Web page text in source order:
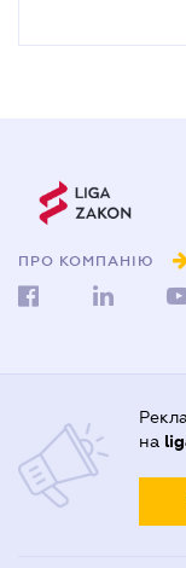
ПРО КОМПАНІЮ
на